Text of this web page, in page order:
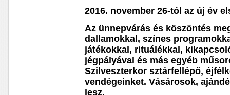
2016. november 26-tól az új év
Az ünnepvárás és köszöntés
dallamokkal, színes
játékokkal, rituálékkal,
jégpályával és más egyéb
Szilveszterkor sztárfellépő,
vendégeinket. Vásárosok,
lesz.